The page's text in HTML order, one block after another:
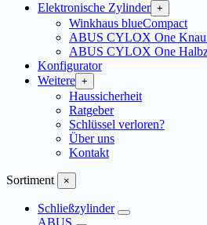
Elektronische Zylinder +
Winkhaus blueCompact
ABUS CYLOX One
ABUS CYLOX One
Konfigurator
Weitere +
Haussicherheit
Ratgeber
Schlüssel verloren?
Über uns
Kontakt
Sortiment ×
Schließzylinder
ABUS